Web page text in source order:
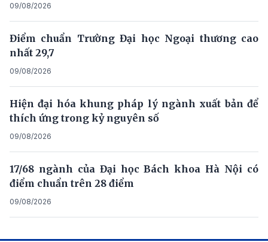
09/08/2026
Điểm chuẩn Trường Đại học Ngoại thương cao
nhất 29,7
09/08/2026
Hiện đại hóa khung pháp lý ngành xuất bản để
thích ứng trong kỷ nguyên số
09/08/2026
17/68 ngành của Đại học Bách khoa Hà Nội có
điểm chuẩn trên 28 điểm
09/08/2026